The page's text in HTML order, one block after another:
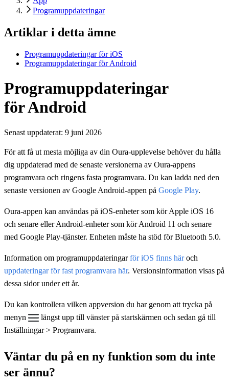
Programuppdateringar
Artiklar i detta ämne
Programuppdateringar för iOS
Programuppdateringar för Android
Programuppdateringar
för Android
Senast uppdaterat: 9 juni 2026
För att få ut mesta möjliga av din Oura-upplevelse behöver du hålla
dig uppdaterad med de senaste versionerna av Oura-appens
programvara och ringens fasta programvara. Du kan ladda ned den
senaste versionen av Google Android-appen på Google Play.
Oura-appen kan användas på iOS-enheter som kör Apple iOS 16
och senare eller Android-enheter som kör Android 11 och senare
med Google Play-tjänster. Enheten måste ha stöd för Bluetooth 5.0.
Information om programuppdateringarför iOS finns häroch
uppdateringar för fast programvara här. Versionsinformation visas på
dessa sidor under ett år.
Du kan kontrollera vilken appversion du har genom att trycka på
menyn
längst upp till vänster på startskärmen och sedan gå till
Inställningar > Programvara.
Väntar du på en ny funktion som du inte
ser ännu?